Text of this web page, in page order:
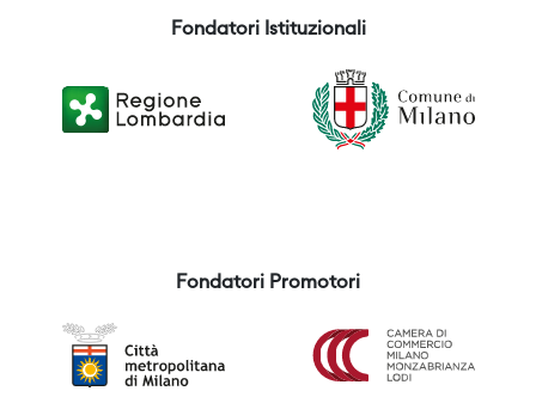
Fondatori Istituzionali
Fondatori Promotori